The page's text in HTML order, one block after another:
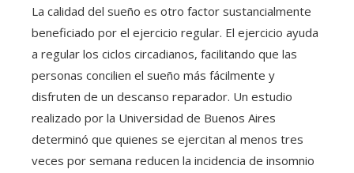
La calidad del sueño es otro factor sustancialmente
beneficiado por el ejercicio regular. El ejercicio ayuda
a regular los ciclos circadianos, facilitando que las
personas concilien el sueño más fácilmente y
disfruten de un descanso reparador. Un estudio
realizado por la Universidad de Buenos Aires
determinó que quienes se ejercitan al menos tres
veces por semana reducen la incidencia de insomnio